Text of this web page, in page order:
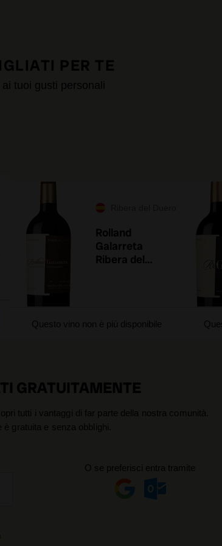
PER TE
tuoi gusti personali
Rolland
Galarreta
Ribera del
Questo vino non è più disponibile
GRATUITAMENTE
tutti i vantaggi di far parte della nostra comunità.
è gratuita e senza obblighi.
O se preferisci entra tramite